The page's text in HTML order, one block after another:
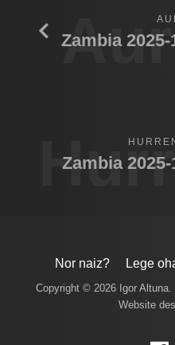
Zambia
Nor naiz? Lege
Copyright © 2026 Igor
Website